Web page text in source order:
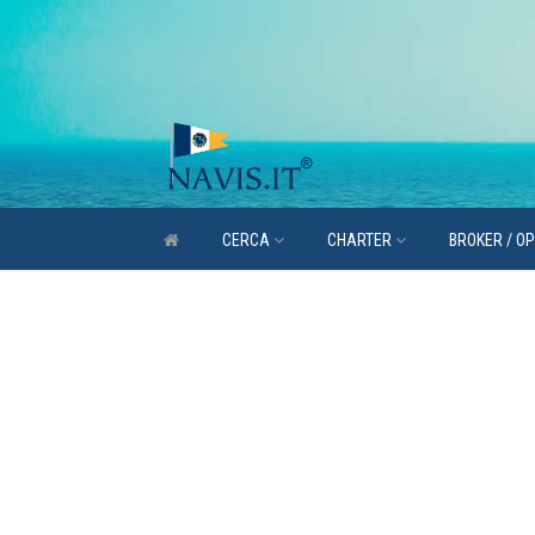
CERCA CHARTER BROKER /